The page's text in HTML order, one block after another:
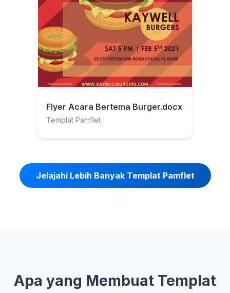
Flyer Acara Bertema Burger.docx
Templat Pamflet
Jelajahi Lebih Banyak Templat Pamflet
Apa yang Membuat Templat